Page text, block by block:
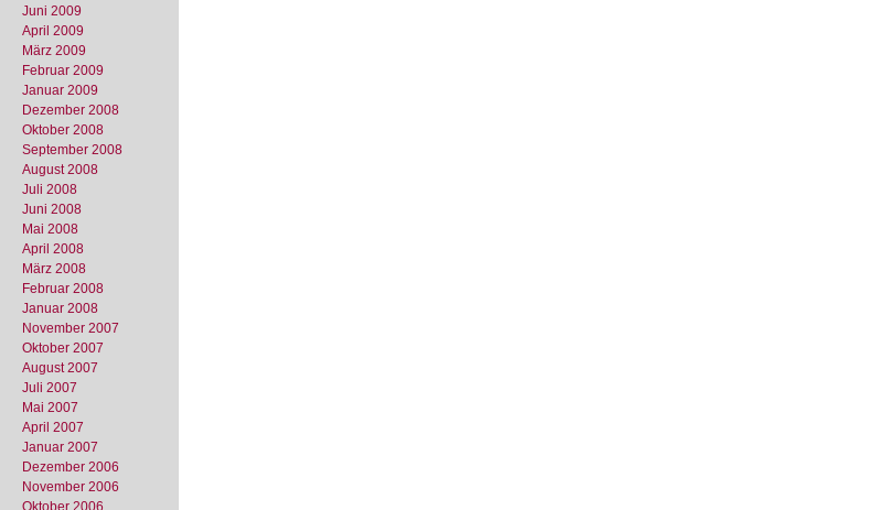
Juni 2009
April 2009
März 2009
Februar 2009
Januar 2009
Dezember 2008
Oktober 2008
September 2008
August 2008
Juli 2008
Juni 2008
Mai 2008
April 2008
März 2008
Februar 2008
Januar 2008
November 2007
Oktober 2007
August 2007
Juli 2007
Mai 2007
April 2007
Januar 2007
Dezember 2006
November 2006
Oktober 2006